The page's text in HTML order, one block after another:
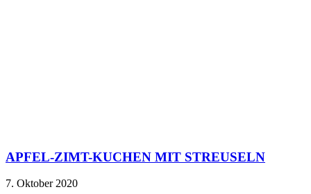
APFEL-ZIMT-KUCHEN MIT STREUSELN
7. Oktober 2020